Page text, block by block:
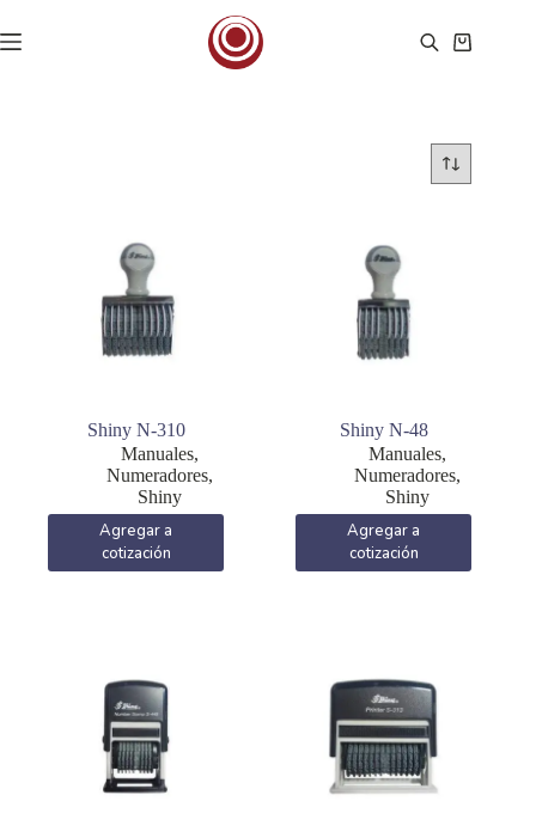
al
contenido
Carro
Shiny N-310
Manuales,
Numeradores,
Shiny
Agregar a
cotización
Shiny N-48
Manuales,
Numeradores,
Shiny
Agregar a
cotización